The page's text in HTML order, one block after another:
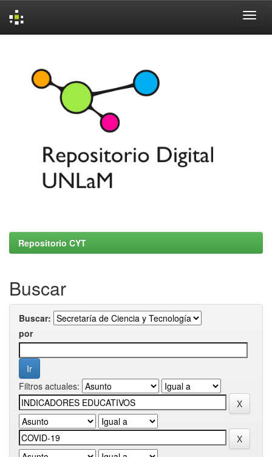
Repositorio CYT
Buscar
Buscar:
por
Filtros actuales: